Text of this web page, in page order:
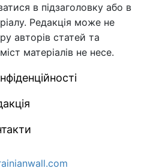
в підзаголовку або в
Редакція може не
авторів статей та
матеріалів не несе.